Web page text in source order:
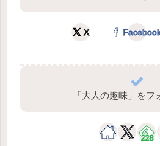
X
「大人の趣味」をフ
228